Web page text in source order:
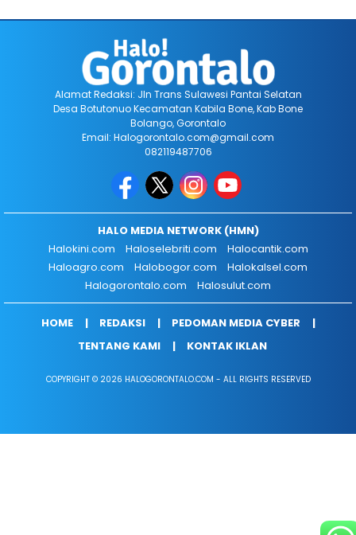
Alamat Redaksi: Jln Trans Sulawesi Pantai Selatan
Desa Botutonuo Kecamatan Kabila Bone, Kab Bone
Bolango, Gorontalo
Email: Halogorontalo.com@gmail.com
082119487706
HALO MEDIA NETWORK (HMN)
Halokini.com
Haloselebriti.com
Halocantik.com
Haloagro.com
Halobogor.com
Halokalsel.com
Halogorontalo.com
Halosulut.com
HOME REDAKSI
PEDOMAN MEDIA CYBER
TENTANG KAMI
KONTAK IKLAN
COPYRIGHT © 2026 HALOGORONTALO.COM - ALL RIGHTS RESERVED